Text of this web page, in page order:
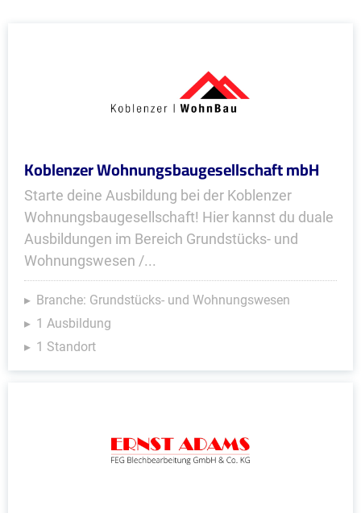
Koblenzer Wohnungsbaugesellschaft mbH
Starte deine Ausbildung bei der Koblenzer
Wohnungsbaugesellschaft! Hier kannst du duale
Ausbildungen im Bereich Grundstücks- und
Wohnungswesen /...
Branche: Grundstücks- und Wohnungswesen
1 Ausbildung
1 Standort